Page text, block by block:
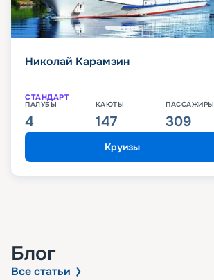
Николай Карамзин
СТАНДАРТ
ПАЛУБЫ
4
КАЮТЫ
147
ПАССАЖИРЫ
309
Круизы
Блог
Все статьи